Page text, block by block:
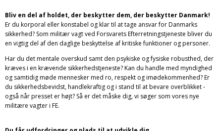
Bliv en del af holdet, der beskytter dem, der beskytter Danmark!
Er du korporal eller konstabel og klar til at tage ansvar for Danmarks
sikkerhed? Som militær vagt ved Forsvarets Efterretningstjeneste bliver du
en vigtig del af den daglige beskyttelse af kritiske funktioner og personer.
Har du det mentale overskud samt den psykiske og fysiske robusthed, der
kræves i en krævende sikkerhedstjeneste? Kan du handle med myndighed
og samtidig møde mennesker med ro, respekt og imødekommenhed? Er
du sikkerhedsbevidst, handlekraftig og i stand til at bevare overblikket -
også når presset er højt? Så er det måske dig, vi søger som vores nye
militære vagter i FE.